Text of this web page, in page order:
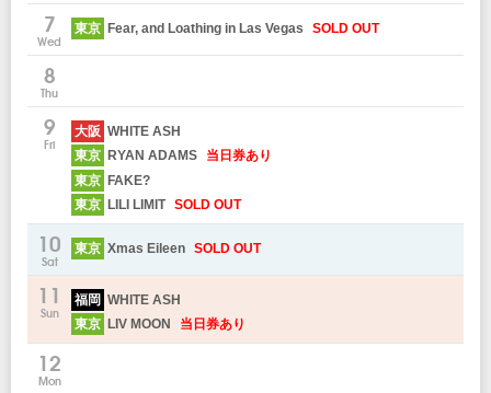
7
Wed
東京 Fear, and Loathing in Las Vegas SOLD OUT
8
Thu
9
Fri
大阪 WHITE ASH
東京 RYAN ADAMS
当日券あり
東京 FAKE?
東京 LILI LIMIT SOLD OUT
10
Sat
東京 Xmas Eileen SOLD OUT
11
Sun
福岡 WHITE ASH
東京 LIV MOON 当日券あり
12
Mon